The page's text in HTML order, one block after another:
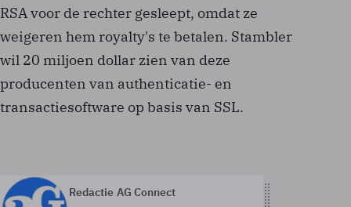
RSA voor de rechter gesleept, omdat ze
weigeren hem royalty's te betalen. Stambler
wil 20 miljoen dollar zien van deze
producenten van authenticatie- en
transactiesoftware op basis van SSL.
Redactie AG Connect